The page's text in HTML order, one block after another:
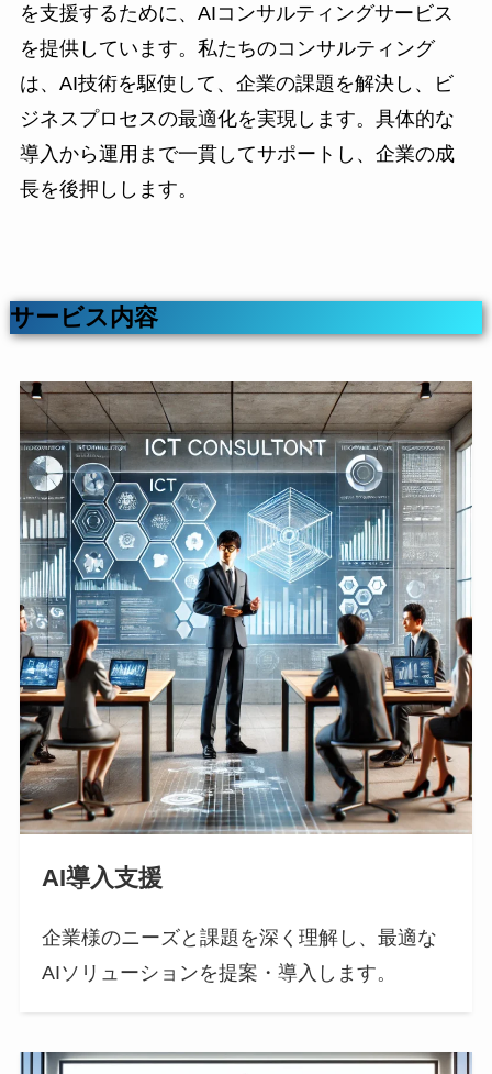
を支援するために、AIコンサルティングサービス
を提供しています。私たちのコンサルティング
は、AI技術を駆使して、企業の課題を解決し、ビ
ジネスプロセスの最適化を実現します。具体的な
導入から運用まで一貫してサポートし、企業の成
長を後押しします。
サービス内容
AI導入支援
企業様のニーズと課題を深く理解し、最適な
AIソリューションを提案・導入します。